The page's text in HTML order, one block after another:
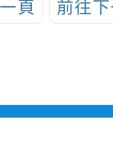
頁 前往